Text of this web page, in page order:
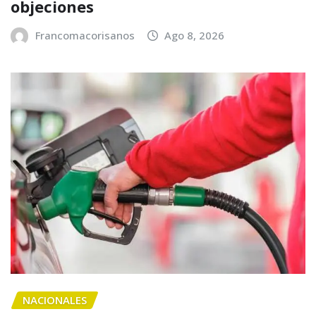
objeciones
Francomacorisanos Ago 8, 2026
NACIONALES